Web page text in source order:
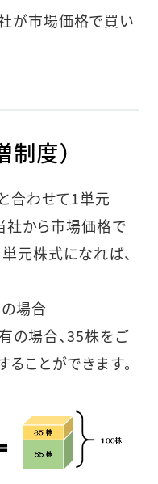
が市場価格で買い
度）
合わせて1単元
社から市場価格で
元株式になれば、
場合
の場合、35株をご
ことができます。